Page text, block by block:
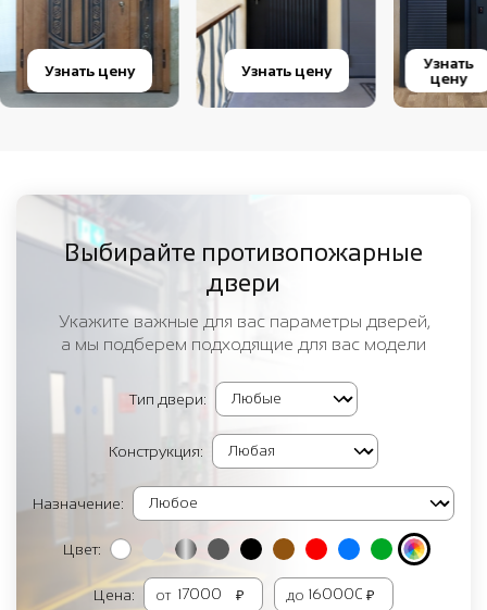
Узнать цену Узнать цену
Узнать
цену
Выбирайте противопожарные
двери
Укажите важные для вас параметры дверей,
а мы подберем подходящие для вас модели
Тип двери:
Конструкция:
Назначение:
Цвет:
Цена: от ₽ до ₽